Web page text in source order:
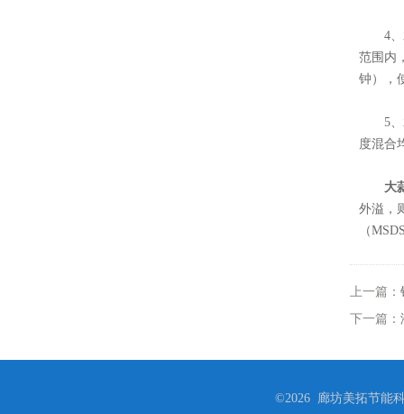
4、水
范围内
钟），
5、水
度混合
大
外溢，
（
上一篇：
下一篇：
©2026 廊坊美拓节能